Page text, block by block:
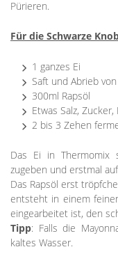
Pürieren.
Für die Schwarze
1 ganzes Ei
Saft und Abrieb
300ml Rapsöl
Etwas Salz, Zucker,
2 bis 3 Zehen
Das Ei in Thermomix
zugeben und erstmal
Das Rapsöl erst
entsteht in einem
eingearbeitet ist, den
Tipp: Falls die
kaltes Wasser.